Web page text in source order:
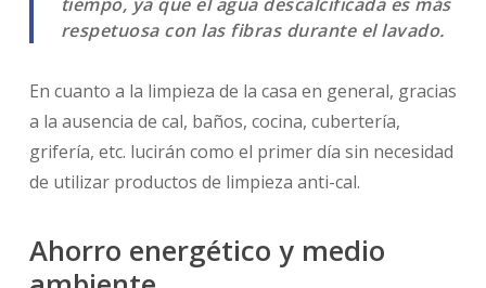
respetuosa con las fibras durante el lavado.
En cuanto a la limpieza de la casa en general, gracias
a la ausencia de cal, baños, cocina, cubertería,
grifería, etc. lucirán como el primer día sin necesidad
de utilizar productos de limpieza anti-cal.
Ahorro energético y medio